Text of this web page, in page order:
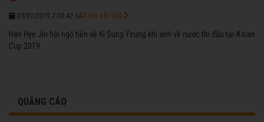
03/01/2019 7:00:42 SA
Han Hye Jin hội ngộ tiền vệ Ki Sung Yeung khi anh về nước thi đấu tại Asian
Cup 2019.
Xem chi tiết
QUẢNG CÁO